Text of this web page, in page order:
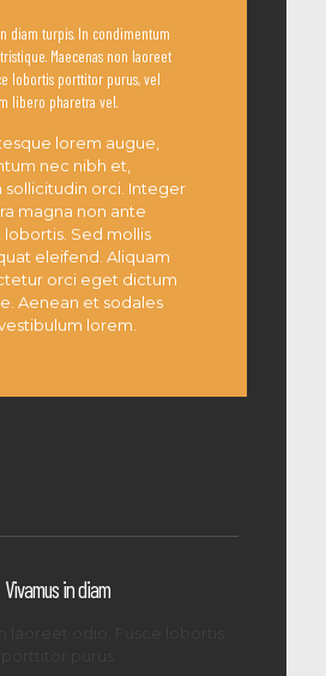
diam turpis. In condimentum
Maecenas non laoreet
lobortis porttitor purus, vel
libero pharetra vel.
lorem augue,
nec nibh et,
sollicitudin orci. Integer
magna non ante
lobortis. Sed mollis
eleifend. Aliquam
orci eget dictum
Aenean et sodales
lorem.
Vivamus in diam